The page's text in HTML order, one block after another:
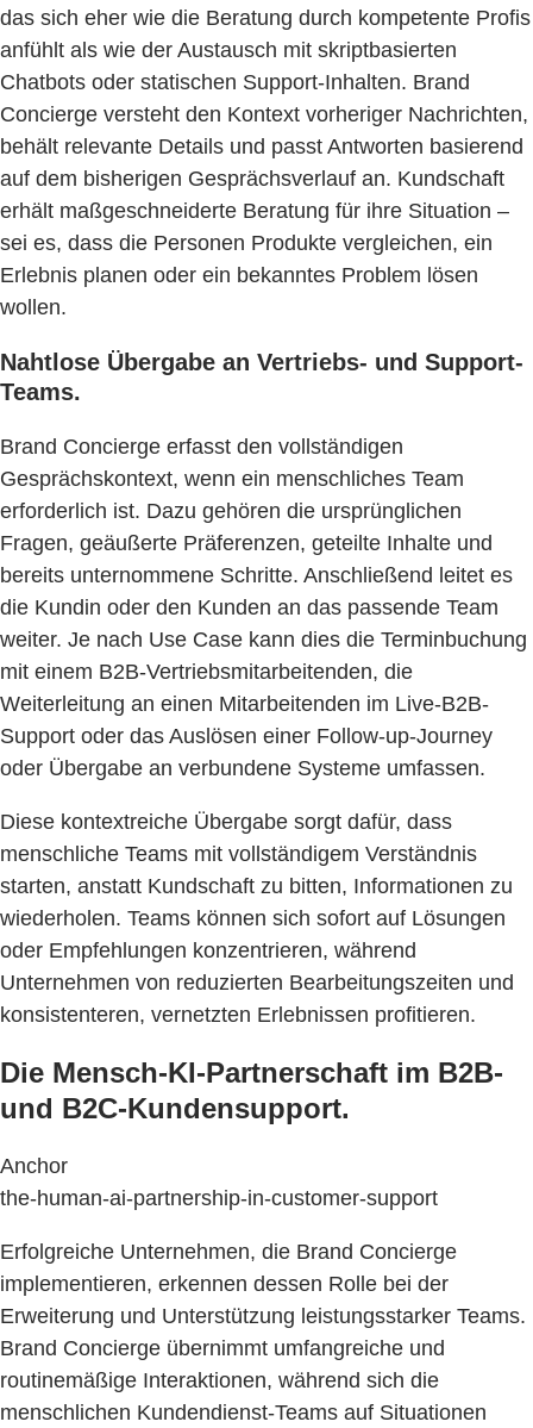
das sich eher wie die Beratung durch kompetente Profis
anfühlt als wie der Austausch mit skriptbasierten
Chatbots oder statischen Support-Inhalten. Brand
Concierge versteht den Kontext vorheriger Nachrichten,
behält relevante Details und passt Antworten basierend
auf dem bisherigen Gesprächsverlauf an. Kundschaft
erhält maßgeschneiderte Beratung für ihre Situation –
sei es, dass die Personen Produkte vergleichen, ein
Erlebnis planen oder ein bekanntes Problem lösen
wollen.
Nahtlose Übergabe an Vertriebs- und Support-
Teams.
Brand Concierge erfasst den vollständigen
Gesprächskontext, wenn ein menschliches Team
erforderlich ist. Dazu gehören die ursprünglichen
Fragen, geäußerte Präferenzen, geteilte Inhalte und
bereits unternommene Schritte. Anschließend leitet es
die Kundin oder den Kunden an das passende Team
weiter. Je nach Use Case kann dies die Terminbuchung
mit einem B2B-Vertriebsmitarbeitenden, die
Weiterleitung an einen Mitarbeitenden im Live-B2B-
Support oder das Auslösen einer Follow-up-Journey
oder Übergabe an verbundene Systeme umfassen.
Diese kontextreiche Übergabe sorgt dafür, dass
menschliche Teams mit vollständigem Verständnis
starten, anstatt Kundschaft zu bitten, Informationen zu
wiederholen. Teams können sich sofort auf Lösungen
oder Empfehlungen konzentrieren, während
Unternehmen von reduzierten Bearbeitungszeiten und
konsistenteren, vernetzten Erlebnissen profitieren.
Die Mensch-KI-Partnerschaft im B2B-
und B2C-Kundensupport.
Anchor
the-human-ai-partnership-in-customer-support
Erfolgreiche Unternehmen, die Brand Concierge
implementieren, erkennen dessen Rolle bei der
Erweiterung und Unterstützung leistungsstarker Teams.
Brand Concierge übernimmt umfangreiche und
routinemäßige Interaktionen, während sich die
menschlichen Kundendienst-Teams auf Situationen